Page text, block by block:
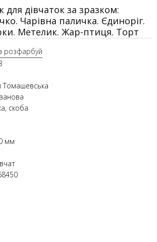
для дівчаток за зразком:
Чарівна паличка. Єдиноріг.
Метелик. Жар-птиця. Торт
розфарбуй
Томашевська
скоба
мм